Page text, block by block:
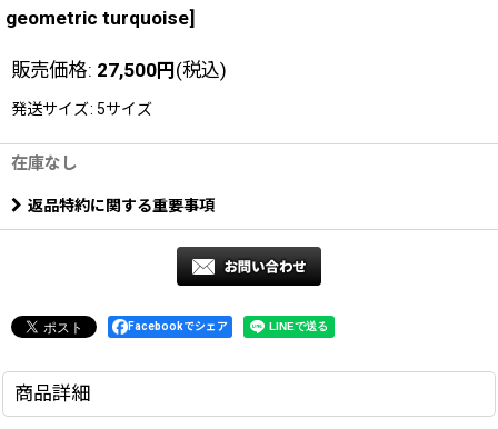
geometric turquoise]
販売価格: 27,500円(税込)
発送サイズ: 5サイズ
在庫なし
返品特約に関する重要事項
Facebookでシェア
商品詳細